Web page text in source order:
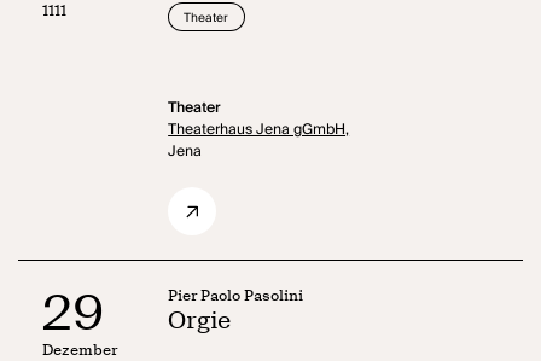
1111
Theater
Theater
Theaterhaus Jena gGmbH,
Jena
29
Dezember
Pier Paolo Pasolini
Orgie